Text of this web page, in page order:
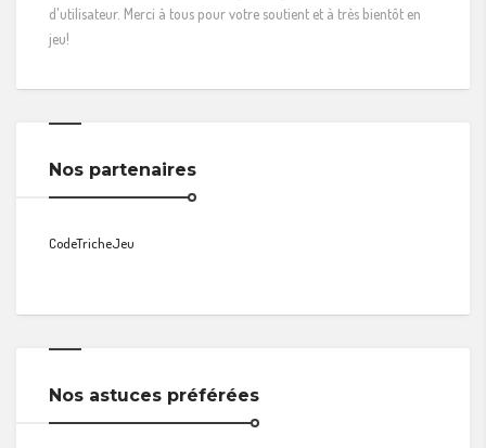
d'utilisateur. Merci à tous pour votre soutient et à très bientôt en
jeu!
Nos partenaires
CodeTricheJeu
Nos astuces préférées